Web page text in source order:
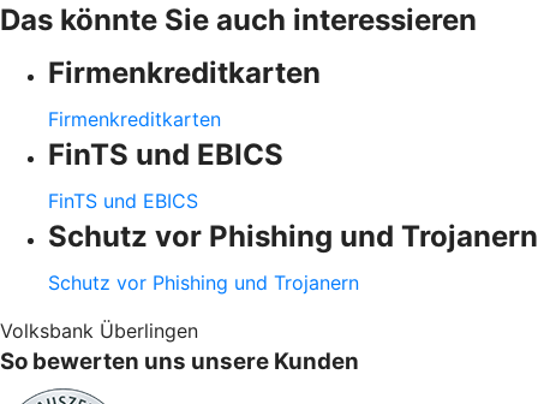
Das könnte Sie auch interessieren
Firmenkreditkarten
Firmenkreditkarten
FinTS und EBICS
FinTS und EBICS
Schutz vor Phishing und Trojanern
Schutz vor Phishing und Trojanern
Volksbank Überlingen
So bewerten uns unsere Kunden